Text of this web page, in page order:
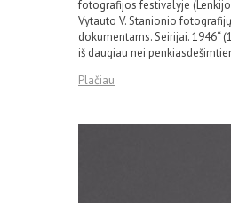
fotografijos festivalyje
Vytauto V. Stanionio
dokumentams. Seirijai. 1946“
iš daugiau nei
Plačiau